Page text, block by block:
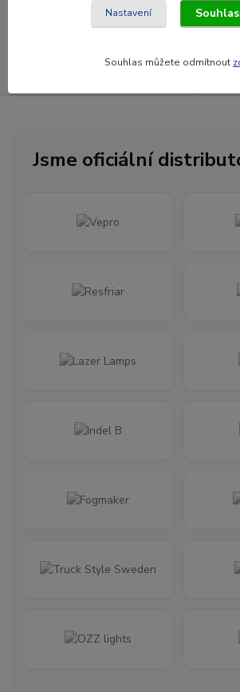
Newsletter posíláme maximálně
Jsme oficiální
Nastavení
Souhlas můžete odmítnout